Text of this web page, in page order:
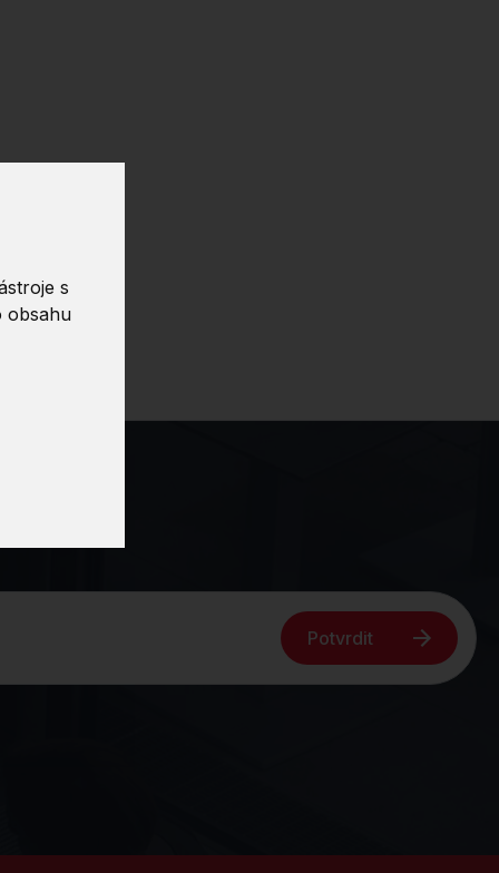
s
obsahu
Potvrdit